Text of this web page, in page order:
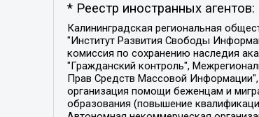
* Реестр иностранных агентов:
Калининградская региональная общественная организация "Экозащита!-Женсовет", Фонд содействия защите прав и свобод граждан "Общественный вердикт", Фонд "Институт Развития Свободы Информации", Частное учреждение "Информационное агентство МЕМО. РУ", Региональная общественная организация "Общественная комиссия по сохранению наследия академика Сахарова", Фонд поддержки свободы прессы, Санкт-Петербургская общественная правозащитная организация "Гражданский контроль", Межрегиональная общественная организация "Информационно-просветительский центр "Мемориал", Региональный Фонд "Центр Защиты Прав Средств Массовой Информации", с 05.12.2023 Фонд "Центр Защиты Прав Средств массовой информации", Региональная общественная благотворительная организация помощи беженцам и мигрантам "Гражданское содействие", Негосударственное образовательное учреждение дополнительного профессионального образования (повышение квалификации) специалистов "АКАДЕМИЯ ПО ПРАВАМ ЧЕЛОВЕКА", Свердловская региональная общественная организация "Сутяжник", Автономная некоммерческая организация "Центр независимых социологических исследований", Союз общественных объединений "Российский исследовательский центр по правам человека", Региональное общественное учреждение научно-информационный центр "МЕМОРИАЛ", Некоммерческая организация "Фонд защиты гласности", Автономная некоммерческая организация "Институт прав человека", Городская общественная организация "Екатеринбургское общество "МЕМОРИАЛ", Городская общественная организация "Рязанское историко-просветительское и правозащитное общество "Мемориал" (Рязанский Мемориал), Челябинский региональный орган общественной самодеятельности – женское общественное объединение "Женщины Евразии", Челябинский региональный орган общественной самодеятельности "Уральская правозащитная группа", Фонд содействия защите здоровья и социальной справедливости имени Андрея Рылькова, Автономная Некоммерческая Организация "Аналитический Центр Юрия Левады", Автономная некоммерческая организация социальной поддержки населения "Проект Апрель", Региональная общественная организация помощи женщинам и детям, находящимся в кризисной ситуации "Информационно-методический центр "Анна", Фонд содействия развитию массовых коммуникаций и правовому